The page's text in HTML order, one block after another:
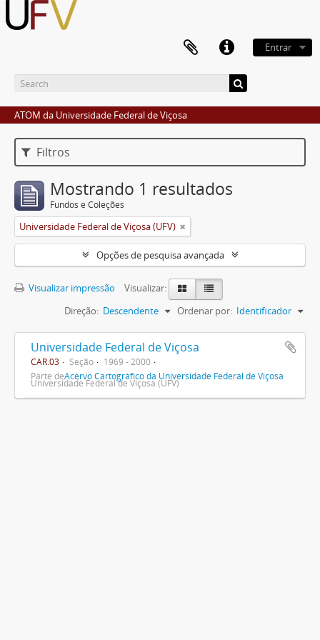
Entrar
ATOM da Universidade Federal de Viçosa
Filtros
Mostrando 1 resultados
Fundos e Coleções
Universidade Federal de Viçosa (UFV)
Opções de pesquisa avançada
Visualizar impressão
Visualizar:
Ordenar por: Identificador
Direção: Descendente
Universidade Federal de Viçosa
CAR.03 Seção
1969 - 2000
Parte deAcervo Cartográfico da Universidade Federal de Viçosa
Universidade Federal de Viçosa (UFV)